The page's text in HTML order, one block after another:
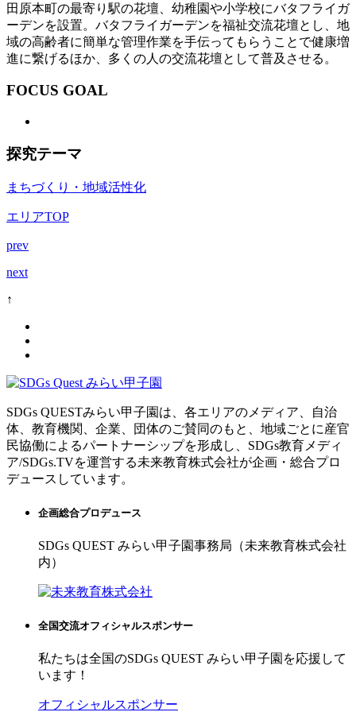
田原本町の最寄り駅の花壇、幼稚園や小学校にバタフライガ
ーデンを設置。バタフライガーデンを福祉交流花壇とし、地
域の高齢者に簡単な管理作業を手伝ってもらうことで健康増
進に繋げるほか、多くの人の交流花壇として普及させる。
FOCUS GOAL
探究テーマ
まちづくり・地域活性化
エリアTOP
prev
next
↑
SDGs QUESTみらい甲子園は、各エリアのメディア、自治
体、教育機関、企業、団体のご賛同のもと、地域ごとに産官
民協働によるパートナーシップを形成し、SDGs教育メディ
ア/SDGs.TVを運営する未来教育株式会社が企画・総合プロ
デュースしています。
企画総合プロデュース
SDGs QUEST みらい甲子園事務局（未来教育株式会社
内）
全国交流オフィシャルスポンサー
私たちは全国のSDGs QUEST みらい甲子園を応援して
います！
オフィシャルスポンサー